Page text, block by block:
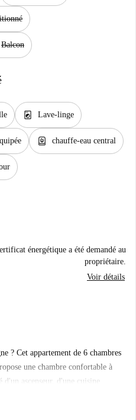
Balcon
local_laundry_service Lave-linge
water_heater chauffe-eau central
énergétique a été demandé au
propriétaire.
Voir détails
? Cet appartement de 6 chambres
une chambre confortable à
ascenseur, d'une cuisine
il est idéal pour les jeunes